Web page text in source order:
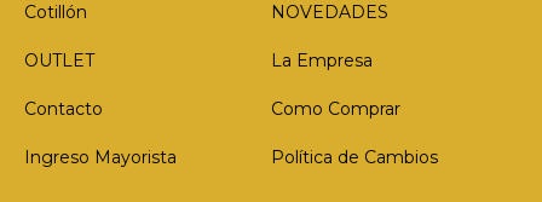
Cotillón NOVEDADES
OUTLET La Empresa
Contacto Como Comprar
Ingreso Mayorista Política de Cambios